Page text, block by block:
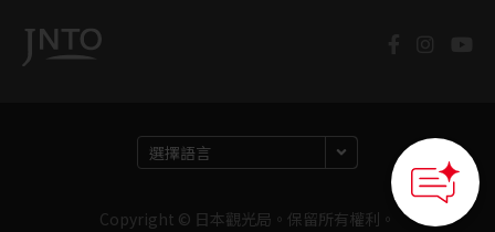
Copyright © 日本觀光局。保留所有權利。